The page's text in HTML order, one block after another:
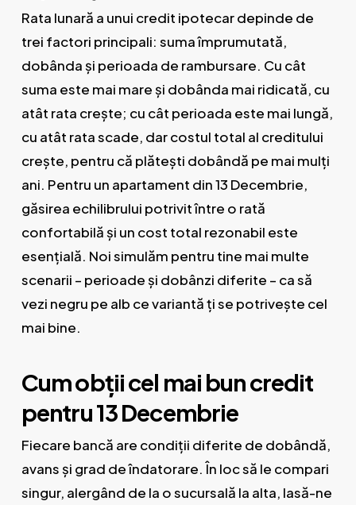
Rata lunară a unui credit ipotecar depinde de
trei factori principali: suma împrumutată,
dobânda și perioada de rambursare. Cu cât
suma este mai mare și dobânda mai ridicată, cu
atât rata crește; cu cât perioada este mai lungă,
cu atât rata scade, dar costul total al creditului
crește, pentru că plătești dobândă pe mai mulți
ani. Pentru un apartament din 13 Decembrie,
găsirea echilibrului potrivit între o rată
confortabilă și un cost total rezonabil este
esențială. Noi simulăm pentru tine mai multe
scenarii – perioade și dobânzi diferite – ca să
vezi negru pe alb ce variantă ți se potrivește cel
mai bine.
Cum obții cel mai bun credit
pentru 13 Decembrie
Fiecare bancă are condiții diferite de dobândă,
avans și grad de îndatorare. În loc să le compari
singur, alergând de la o sucursală la alta, lasă-ne